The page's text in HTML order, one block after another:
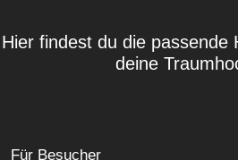
Hier findest du die passende
deine
Für Besucher